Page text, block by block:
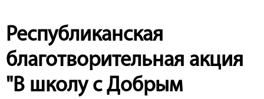
Республиканская
благотворительная акция
"В школу с Добрым